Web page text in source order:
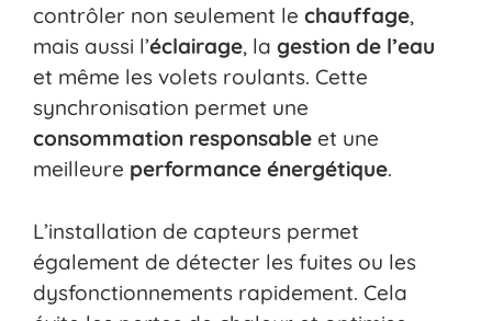
contrôler non seulement le chauffage,
mais aussi l’éclairage, la gestion de l’eau
et même les volets roulants. Cette
synchronisation permet une
consommation responsable et une
meilleure performance énergétique.
L’installation de capteurs permet
également de détecter les fuites ou les
dysfonctionnements rapidement. Cela